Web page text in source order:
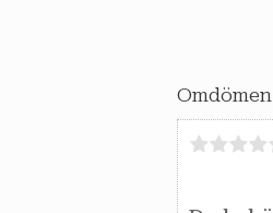
Omdömen